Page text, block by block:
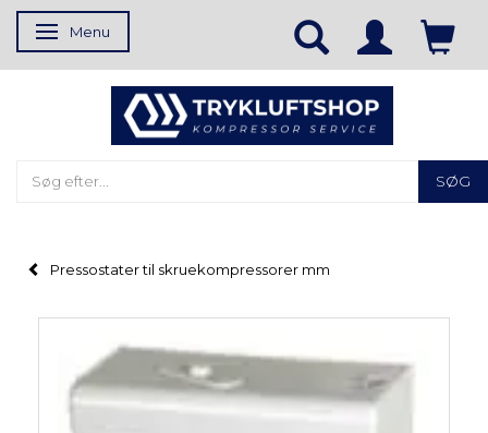
Skifte navigation
Menu
SØG
Pressostater til skruekompressorer mm